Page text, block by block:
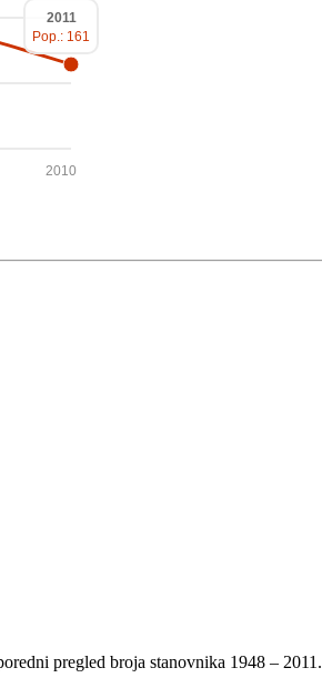
2010
2011
Pop.: 161
pregled broja stanovnika 1948 – 2011.